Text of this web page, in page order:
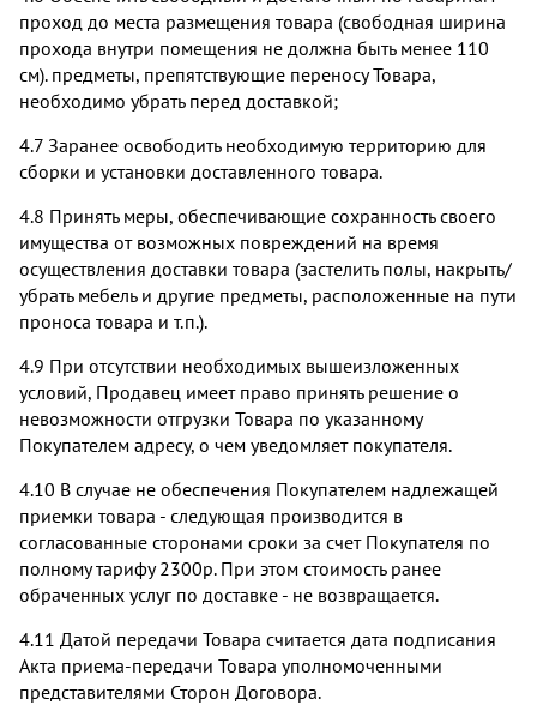
проход до места размещения товара (свободная ширина
прохода внутри помещения не должна быть менее 110
см). предметы, препятствующие переносу Товара,
необходимо убрать перед доставкой;
4.7 Заранее освободить необходимую территорию для
сборки и установки доставленного товара.
4.8 Принять меры, обеспечивающие сохранность своего
имущества от возможных повреждений на время
осуществления доставки товара (застелить полы, накрыть/
убрать мебель и другие предметы, расположенные на пути
проноса товара и т.п.).
4.9 При отсутствии необходимых вышеизложенных
условий, Продавец имеет право принять решение о
невозможности отгрузки Товара по указанному
Покупателем адресу, о чем уведомляет покупателя.
4.10 В случае не обеспечения Покупателем надлежащей
приемки товара - следующая производится в
согласованные сторонами сроки за счет Покупателя по
полному тарифу 2300р. При этом стоимость ранее
обраченных услуг по доставке - не возвращается.
4.11 Датой передачи Товара считается дата подписания
Акта приема-передачи Товара уполномоченными
представителями Сторон Договора.